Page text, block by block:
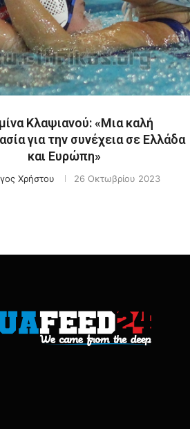
Κλαψιανού: «Μια καλή
για την συνέχεια σε Ελλάδα
και Ευρώπη»
Χρήστου 26 Οκτωβρίου 2023